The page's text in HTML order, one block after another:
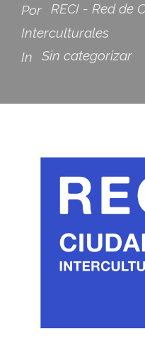
Por
RECI - Red de
Interculturales
In
Sin categorizar